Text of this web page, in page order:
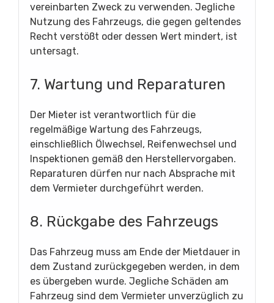
vereinbarten Zweck zu verwenden. Jegliche
Nutzung des Fahrzeugs, die gegen geltendes
Recht verstößt oder dessen Wert mindert, ist
untersagt.
7. Wartung und Reparaturen
Der Mieter ist verantwortlich für die
regelmäßige Wartung des Fahrzeugs,
einschließlich Ölwechsel, Reifenwechsel und
Inspektionen gemäß den Herstellervorgaben.
Reparaturen dürfen nur nach Absprache mit
dem Vermieter durchgeführt werden.
8. Rückgabe des Fahrzeugs
Das Fahrzeug muss am Ende der Mietdauer in
dem Zustand zurückgegeben werden, in dem
es übergeben wurde. Jegliche Schäden am
Fahrzeug sind dem Vermieter unverzüglich zu